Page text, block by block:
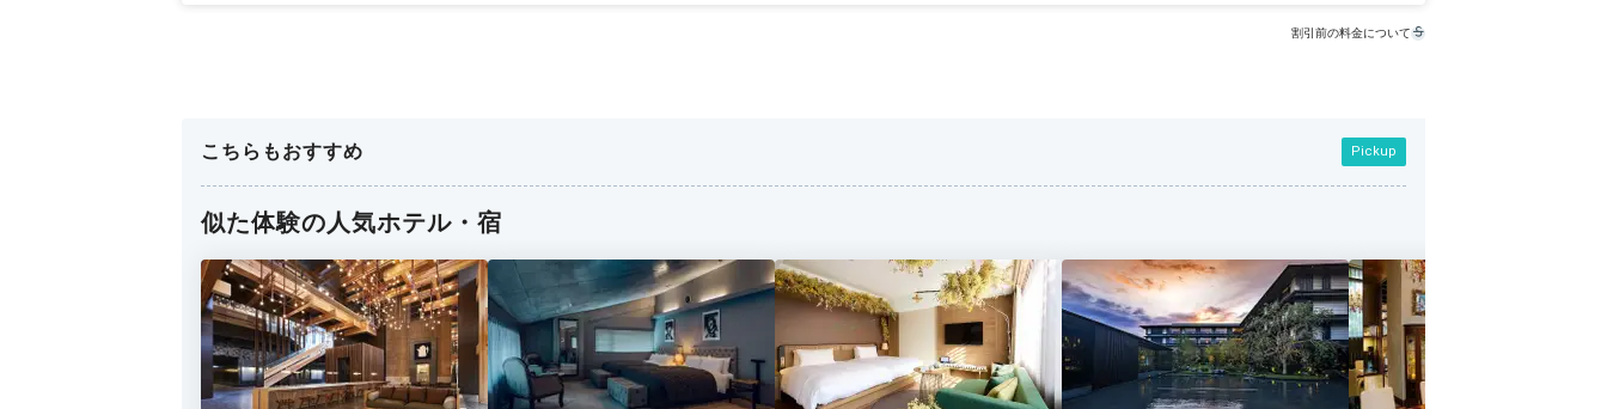
割引前の料金について
こちらもおすすめ Pickup
似た体験の人気ホテル・宿